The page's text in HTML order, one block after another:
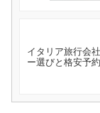
イタリア旅行会
ー選びと格安予